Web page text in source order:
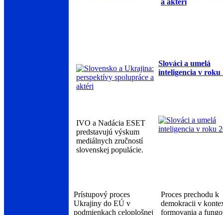
Slováci a umelá
inteligencia v roku
IVO a Nadácia ESET
predstavujú výskum
mediálnych zručností
slovenskej populácie.
Prístupový proces
Ukrajiny do EÚ v
podmienkach celoplošnej
Proces prechodu k
demokracii v
formovania a